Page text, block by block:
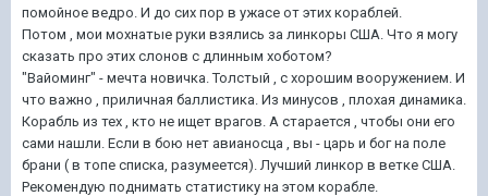
помойное ведро. И до сих пор в ужасе от этих кораблей.
Потом , мои мохнатые руки взялись за линкоры США. Что я могу
сказать про этих слонов с длинным хоботом?
"Вайоминг" - мечта новичка. Толстый , с хорошим вооружением. И
что важно , приличная баллистика. Из минусов , плохая динамика.
Корабль из тех , кто не ищет врагов. А старается , чтобы они его
сами нашли. Если в бою нет авианосца , вы - царь и бог на поле
брани ( в топе списка, разумеется). Лучший линкор в ветке США.
Рекомендую поднимать статистику на этом корабле.